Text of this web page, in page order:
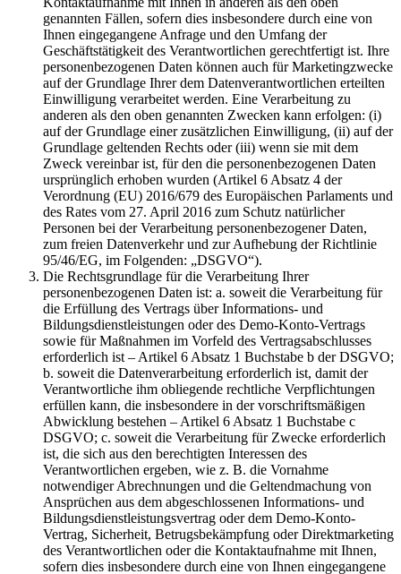
genannten Fällen, sofern dies insbesondere durch eine von
Ihnen eingegangene Anfrage und den Umfang der
Geschäftstätigkeit des Verantwortlichen gerechtfertigt ist. Ihre
personenbezogenen Daten können auch für Marketingzwecke
auf der Grundlage Ihrer dem Datenverantwortlichen erteilten
Einwilligung verarbeitet werden. Eine Verarbeitung zu
anderen als den oben genannten Zwecken kann erfolgen: (i)
auf der Grundlage einer zusätzlichen Einwilligung, (ii) auf der
Grundlage geltenden Rechts oder (iii) wenn sie mit dem
Zweck vereinbar ist, für den die personenbezogenen Daten
ursprünglich erhoben wurden (Artikel 6 Absatz 4 der
Verordnung (EU) 2016/679 des Europäischen Parlaments und
des Rates vom 27. April 2016 zum Schutz natürlicher
Personen bei der Verarbeitung personenbezogener Daten,
zum freien Datenverkehr und zur Aufhebung der Richtlinie
95/46/EG, im Folgenden: „DSGVO“).
Die Rechtsgrundlage für die Verarbeitung Ihrer
personenbezogenen Daten ist: a. soweit die Verarbeitung für
die Erfüllung des Vertrags über Informations- und
Bildungsdienstleistungen oder des Demo-Konto-Vertrags
sowie für Maßnahmen im Vorfeld des Vertragsabschlusses
erforderlich ist – Artikel 6 Absatz 1 Buchstabe b der DSGVO;
b. soweit die Datenverarbeitung erforderlich ist, damit der
Verantwortliche ihm obliegende rechtliche Verpflichtungen
erfüllen kann, die insbesondere in der vorschriftsmäßigen
Abwicklung bestehen – Artikel 6 Absatz 1 Buchstabe c
DSGVO; c. soweit die Verarbeitung für Zwecke erforderlich
ist, die sich aus den berechtigten Interessen des
Verantwortlichen ergeben, wie z. B. die Vornahme
notwendiger Abrechnungen und die Geltendmachung von
Ansprüchen aus dem abgeschlossenen Informations- und
Bildungsdienstleistungsvertrag oder dem Demo-Konto-
Vertrag, Sicherheit, Betrugsbekämpfung oder Direktmarketing
des Verantwortlichen oder die Kontaktaufnahme mit Ihnen,
sofern dies insbesondere durch eine von Ihnen eingegangene